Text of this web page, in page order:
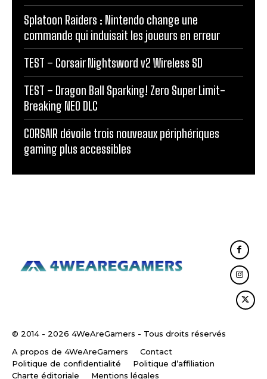
Splatoon Raiders : Nintendo change une
commande qui induisait les joueurs en erreur
TEST – Corsair Nightsword v2 Wireless SD
TEST – Dragon Ball Sparking! Zero Super Limit-
Breaking NEO DLC
CORSAIR dévoile trois nouveaux périphériques
gaming plus accessibles
© 2014 - 2026 4WeAreGamers - Tous droits réservés
A propos de 4WeAreGamers
Contact
Politique de confidentialité
Politique d’affiliation
Charte éditoriale
Mentions légales